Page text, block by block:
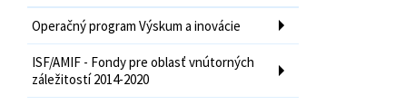
Operačný program Výskum a inovácie
ISF/AMIF - Fondy pre oblasť vnútorných
záležitostí 2014-2020